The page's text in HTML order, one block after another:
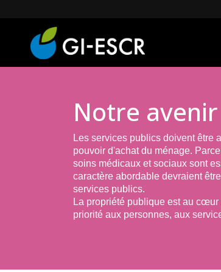
Notre
Les services publics doivent être
pouvoir d'achat du ménage.
soins médicaux et sociaux sont
caractère abordable devraient
services publics.
La propriété publique est au
priorité aux personnes, aux